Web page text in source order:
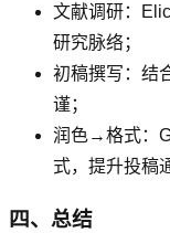
文献调研：
研究脉络；
初稿撰写：结
谨；
润色→格式：
式，提升投稿
四、总结